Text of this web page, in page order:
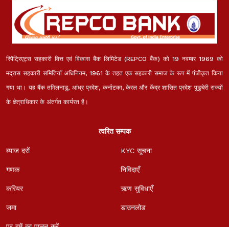
रिपैट्रिएट्स सहकारी वित्त एवं विकास बैंक लिमिटेड (REPCO बैंक) को 19 नवम्बर 1969 को
मद्रास सहकारी समितियाँ अधिनियम, 1961 के तहत एक सहकारी समाज के रूप में पंजीकृत किया
गया था। यह बैंक तमिलनाडु, आंध्र प्रदेश, कर्नाटका, केरल और केंद्र शासित प्रदेश पुडुचेरी राज्यों
के क्षेत्राधिकार के अंतर्गत कार्यरत है।
त्वरित सम्पक
ब्याज दरों
गणक
करियर
जमा
KYC सूचना
निविदाएँ
ऋण सुविधाएँ
डाउनलोड